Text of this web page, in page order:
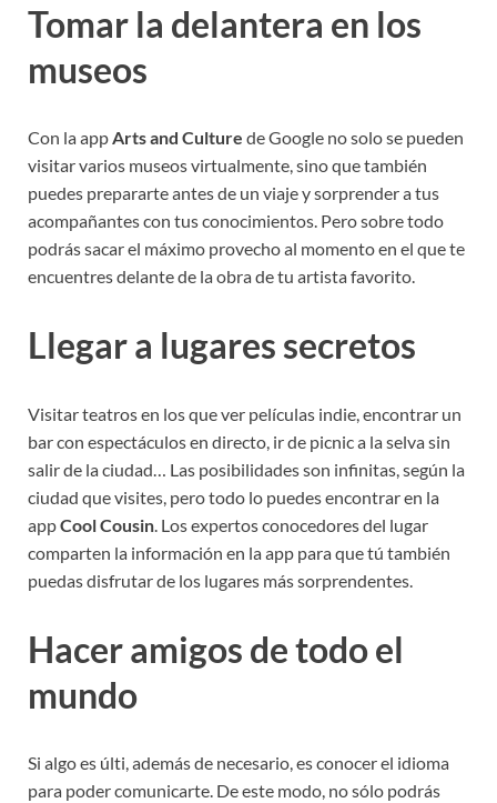
Tomar la delantera en los
museos
Con la appArts and Culture de Google no solo se pueden
visitar varios museos virtualmente, sino que también
puedes prepararte antes de un viaje y sorprender a tus
acompañantes con tus conocimientos. Pero sobre todo
podrás sacar el máximo provecho al momento en el que te
encuentres delante de la obra de tu artista favorito.
Llegar a lugares secretos
Visitar teatros en los que ver películas indie, encontrar un
bar con espectáculos en directo, ir de picnic a la selva sin
salir de la ciudad… Las posibilidades son infinitas, según la
ciudad que visites, pero todo lo puedes encontrar en la
appCool Cousin. Los expertos conocedores del lugar
comparten la información en la app para que tú también
puedas disfrutar de los lugares más sorprendentes.
Hacer amigos de todo el
mundo
Si algo es últi, además de necesario, es conocer el idioma
para poder comunicarte. De este modo, no sólo podrás